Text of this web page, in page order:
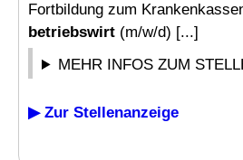
Fortbildung zum
betriebswirt (m/w/d) [...]
MEHR INFOS ZUM
▶ Zur Stellenanzeige